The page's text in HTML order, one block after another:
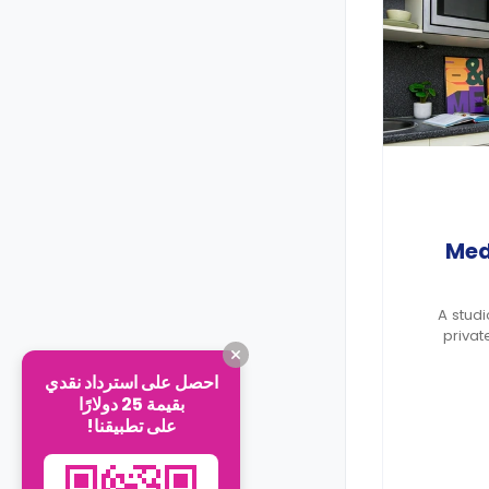
A
احصل على استرداد نقدي
بقيمة 25 دولارًا
على تطبيقنا!